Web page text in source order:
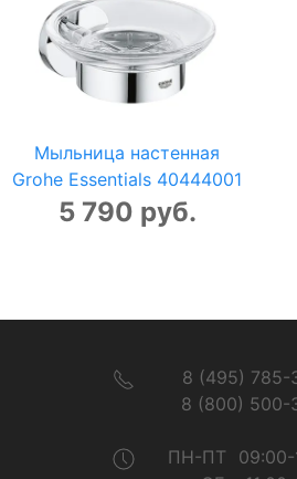
Мыльница настенная
Grohe Essentials 40444001
5 790 руб.
8 (495) 785-
8 (800) 500-
ПН-ПТ
09:00-